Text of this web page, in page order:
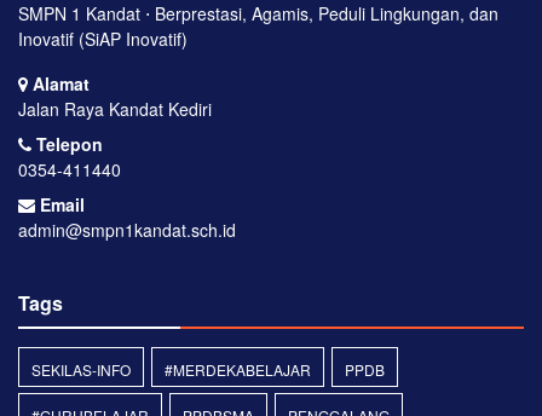
SMPN 1 Kandat ⋅ Berprestasi, Agamis, Peduli Lingkungan, dan
Inovatif (SiAP Inovatif)
Alamat
Jalan Raya Kandat Kediri
Telepon
0354-411440
Email
admin@smpn1kandat.sch.id
Tags
SEKILAS-INFO #MERDEKABELAJAR PPDB